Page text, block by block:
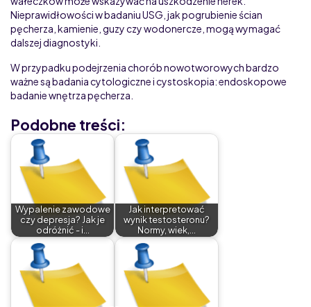
Nieprawidłowości w badaniu USG, jak pogrubienie ścian
pęcherza, kamienie, guzy czy wodonercze, mogą wymagać
dalszej diagnostyki.
W przypadku podejrzenia chorób nowotworowych bardzo
ważne są badania cytologiczne i cystoskopia: endoskopowe
badanie wnętrza pęcherza.
Podobne treści:
Wypalenie zawodowe
czy depresja? Jak je
odróżnić - i…
Jak interpretować
wynik testosteronu?
Normy, wiek,…